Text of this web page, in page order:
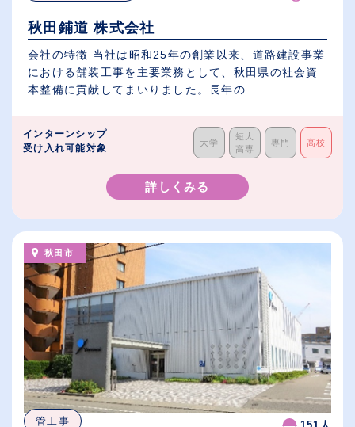
秋田鋪道 株式会社
会社の特徴 当社は昭和25年の創業以来、道路建設事業
における舗装工事を主要業務として、秋田県の社会資
本整備に貢献してまいりました。長年の...
インターンシップ
受け入れ可能対象
大学
短大
高専
専門 高校
詳しくみる
秋田市
管工事